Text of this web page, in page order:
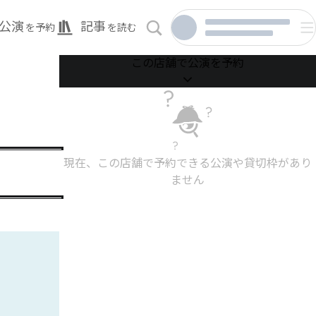
公演 を予約 記事 を読む
この店舗で公演を予約
現在、この店舗で予約できる公演や貸切枠があり
ません